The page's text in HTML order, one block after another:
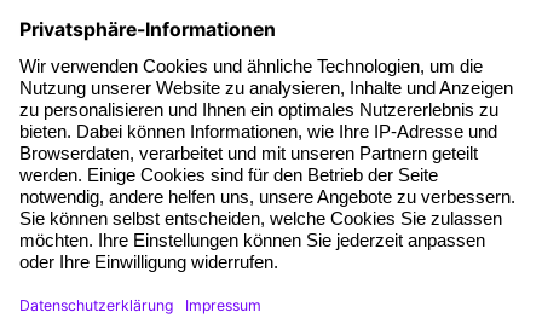
Kontakt & Support
Kontakt
FAQ
+49 761 595339-00
AGB